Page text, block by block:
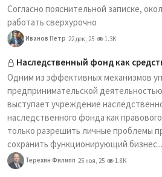
Согласно пояснительной записке,
работать сверхурочно
Иванов Петр 22 дек, 25 1.3K
Наследственный фонд как
Одним из эффективных механизмов
предпринимательской
выступает учреждение
наследственного фонда как
только разрешить личные проблемы
сохранить функционирующий бизнес...
Терехин Филипп 25 ноя, 25 1.8K